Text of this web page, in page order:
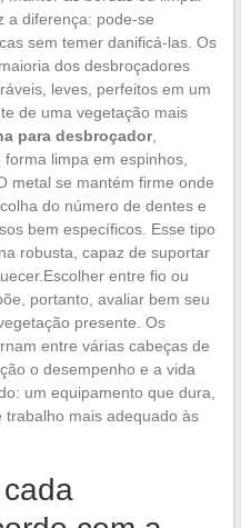
a diferença: pode-se
sem temer danificá-las. Os
dos desbroçadores
leves, perfeitos em um
de uma vegetação mais
para desbroçador,
limpa em espinhos,
metal se mantém firme onde
do número de dentes e
bem específicos. Esse tipo
robusta, capaz de suportar
entre fio ou
portanto, avaliar bem seu
presente. Os
entre várias cabeças de
o desempenho e a vida
um equipamento que dura,
mais adequado às